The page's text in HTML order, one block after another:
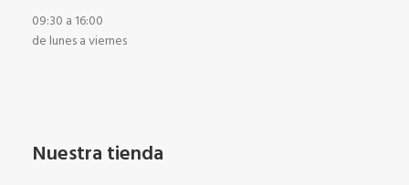
09:30 a 16:00
de lunes a viernes
Nuestra tienda